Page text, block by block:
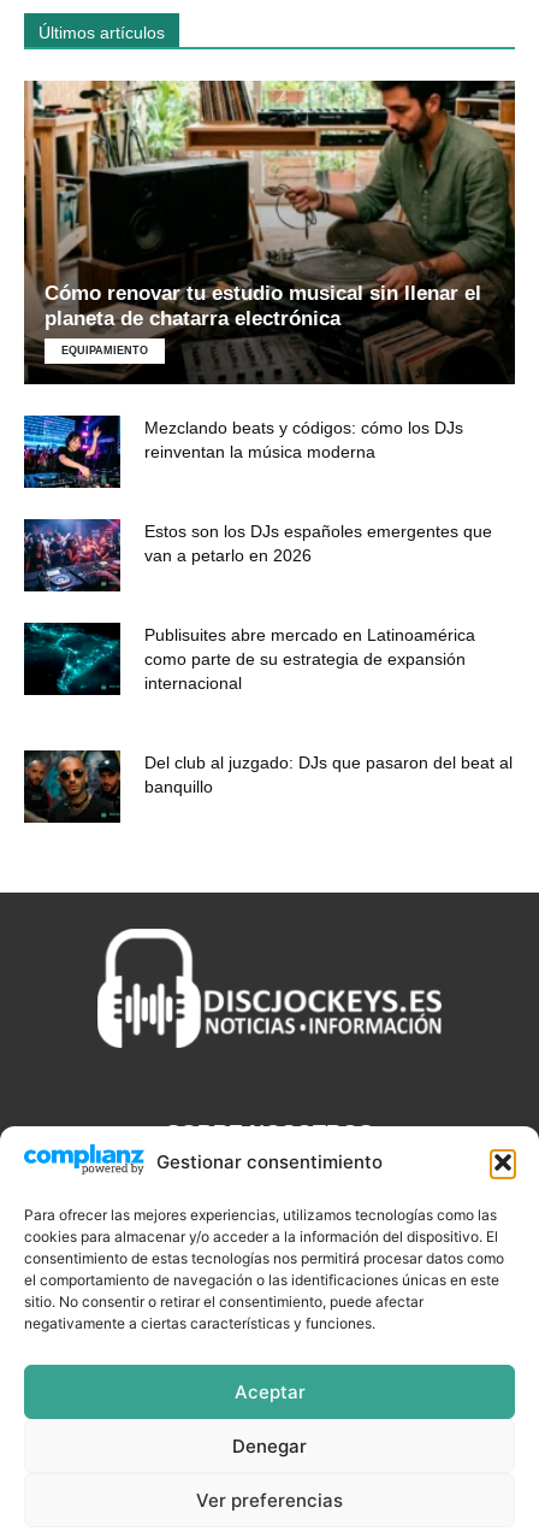
Gestionar consentimiento
Para ofrecer las mejores experiencias, utilizamos tecnologías como las
cookies para almacenar y/o acceder a la información del dispositivo. El
consentimiento de estas tecnologías nos permitirá procesar datos como
el comportamiento de navegación o las identificaciones únicas en este
sitio. No consentir o retirar el consentimiento, puede afectar
negativamente a ciertas características y funciones.
Aceptar
Denegar
Ver preferencias
Últimos artículos
Cómo renovar tu estudio musical sin llenar el
planeta de chatarra electrónica
EQUIPAMIENTO
Mezclando beats y códigos: cómo los DJs
reinventan la música moderna
Estos son los DJs españoles emergentes que
van a petarlo en 2026
Publisuites abre mercado en Latinoamérica
como parte de su estrategia de expansión
internacional
Del club al juzgado: DJs que pasaron del beat al
banquillo
SOBRE NOSOTROS
que necesitas saber sobre noticias, novedades, tecnologías y
aplicaciones que te ayudaran a ser un mejor Djs.
SÍGUENOS
EQUIPAMIENTO EVENTOS
TUTORIALES